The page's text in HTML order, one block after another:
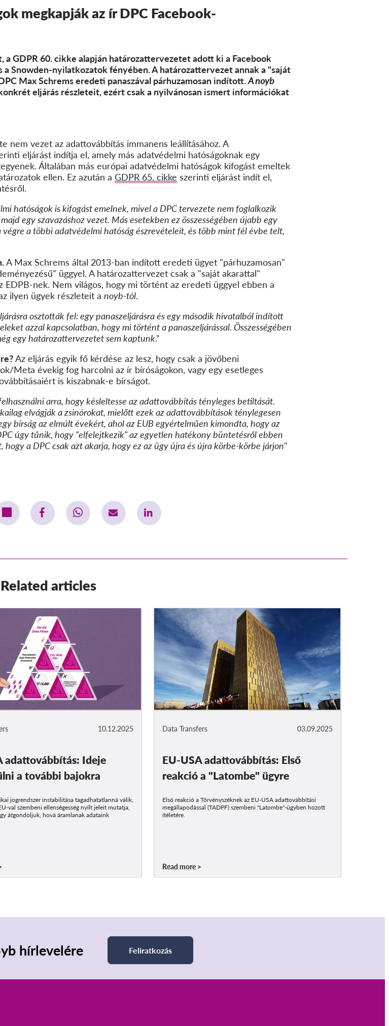
megkapják az ír DPC Facebook-
GDPR 60. cikke alapján határozattervezetet adott ki a Facebook
a Snowden-nyilatkozatok fényében. A határozattervezet annak a "saját
Max Schrems eredeti panaszával párhuzamosan indított.A noyb
eljárás részleteit, ezért csak a nyilvánosan ismert információkat
nem vezet az adattovábbítás immanens leállításához. A
eljárást indítja el, amely más adatvédelmi hatóságoknak egy
Általában más európai adatvédelmi hatóságok kifogást emeltek
ellen. Ez azután a GDPR 65. cikke szerinti eljárást indít el,
hatóságok is kifogást emelnek, mivel a DPC tervezete nem foglalkozik
egy szavazáshoz vezet. Más esetekben ez összességében újabb egy
a többi adatvédelmi hatóság észrevételeit, és több mint fél évbe telt,
A Max Schrems által 2013-ban indított eredeti ügyet "párhuzamosan"
üggyel. A határozattervezet csak a "saját akarattal"
EDPB-nek. Nem világos, hogy mi történt az eredeti üggyel ebben a
ilyen ügyek részleteit a noyb-tól.
osztották fel: egy panaszeljárásra és egy második hivatalból indított
azzal kapcsolatban, hogy mi történt a panaszeljárással. Összességében
egy határozattervezetet sem kaptunk."
Az eljárás egyik fő kérdése az lesz, hogy csak a jövőbeni
Meta évekig fog harcolni az ír bíróságokon, vagy egy esetleges
is kiszabnak-e bírságot.
arra, hogy késleltesse az adattovábbítás tényleges betiltását.
elvágják a zsinórokat, mielőtt ezek az adattovábbítások ténylegesen
bírság az elmúlt évekért, ahol az EUB egyértelműen kimondta, hogy az
úgy tűnik, hogy "elfelejtkezik" az egyetlen hatékony büntetésről ebben
a DPC csak azt akarja, hogy ez az ügy újra és újra körbe-körbe járjon"
Related articles
10.12.2025
adattovábbítás: Ideje
a további bajokra
jogrendszer instabilitása tagadhatatlanná válik,
val szembeni ellenségesség nyílt jeleit mutatja,
átgondoljuk, hová áramlanak adataink
03.09.2025
Data Transfers
EU-USA adattovábbítás: Első
reakció a "Latombe" ügyre
Első reakció a Törvényszéknek az EU-USA adattovábbítási
megállapodással (TADPF) szembeni "Latombe"-ügyben hozott
ítéletére.
Read more
hírlevelére Feliratkozás